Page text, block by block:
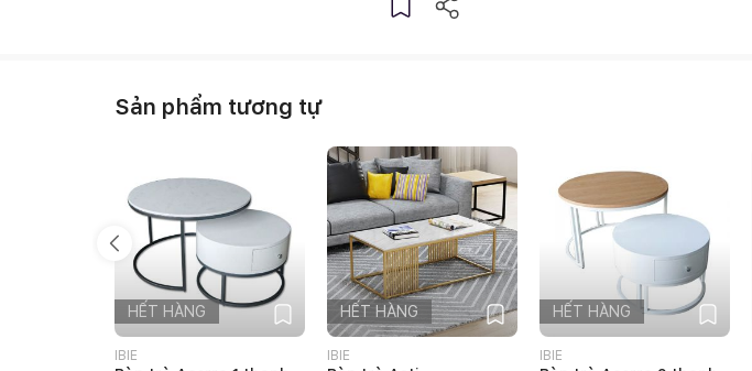
Sản phẩm tương tự
HẾT HÀNG
IBIE
HẾT HÀNG
IBIE
HẾT HÀNG
IBIE